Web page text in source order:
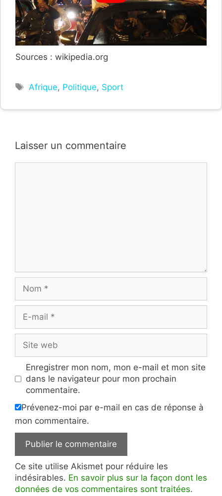
Sources : wikipedia.org
Étiquettes
Afrique, Politique, Sport
Laisser un commentaire
mail
web
Enregistrer mon nom, mon e-mail et mon site
dans le navigateur pour mon prochain
commentaire.
Prévenez-moi par e-mail en cas de réponse à
mon commentaire.
Ce site utilise Akismet pour réduire les
indésirables. En savoir plus sur la façon dont les
données de vos commentaires sont traitées.